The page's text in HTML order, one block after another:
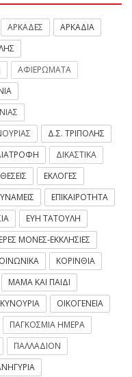
ΑΡΚΑΔΕΣ
ΑΡΚΑΔΙΑ
ΑΦΙΕΡΩΜΑΤΑ
Δ.Σ. ΤΡΙΠΟΛΗΣ
ΔΙΚΑΣΤΙΚΑ
ΕΚΛΟΓΕΣ
ΕΠΙΚΑΙΡΟΤΗΤΑ
ΕΥΗ ΤΑΤΟΥΛΗ
ΜΟΝΕΣ-ΕΚΚΛΗΣΙΕΣ
ΚΟΡΙΝΘΙΑ
ΜΑΜΑ ΚΑΙ ΠΑΙΔΙ
ΟΙΚΟΓΕΝΕΙΑ
ΠΑΓΚΟΣΜΙΑ ΗΜΕΡΑ
ΠΑΛΛΑΔΙΟΝ